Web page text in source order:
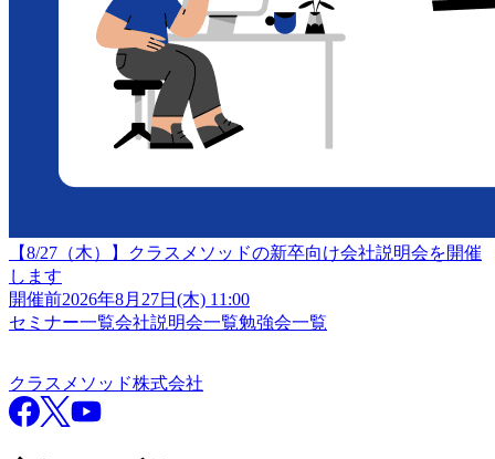
【8/27（木）】クラスメソッドの新卒向け会社説明会を開催
します
開催前2026年8月27日(木) 11:00
セミナー一覧会社説明会一覧勉強会一覧
クラスメソッド株式会社
Facebook
X YouTube